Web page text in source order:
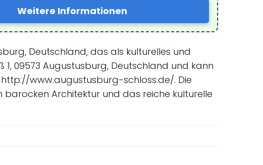
Weitere Informationen
Deutschland, das als kulturelles und
09573 Augustusburg, Deutschland und kann
www.augustusburg-schloss.de/. Die
Architektur und das reiche kulturelle